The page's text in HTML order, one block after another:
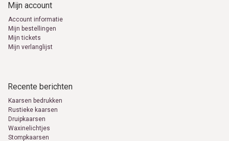
Mijn account
Account informatie
Mijn bestellingen
Mijn tickets
Mijn verlanglijst
Recente berichten
Kaarsen bedrukken
Rustieke kaarsen
Druipkaarsen
Waxinelichtjes
Stompkaarsen